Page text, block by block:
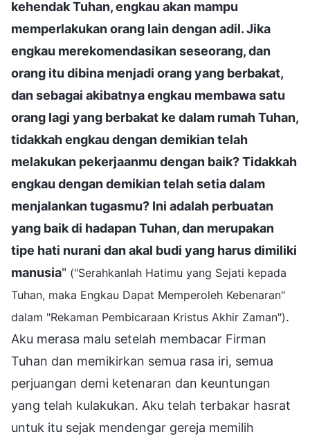
kehendak Tuhan, engkau akan mampu
memperlakukan orang lain dengan adil. Jika
engkau merekomendasikan seseorang, dan
orang itu dibina menjadi orang yang berbakat,
dan sebagai akibatnya engkau membawa satu
orang lagi yang berbakat ke dalam rumah Tuhan,
tidakkah engkau dengan demikian telah
melakukan pekerjaanmu dengan baik? Tidakkah
engkau dengan demikian telah setia dalam
menjalankan tugasmu? Ini adalah perbuatan
yang baik di hadapan Tuhan, dan merupakan
tipe hati nurani dan akal budi yang harus dimiliki
manusia" ("Serahkanlah Hatimu yang Sejati kepada
Tuhan, maka Engkau Dapat Memperoleh Kebenaran"
dalam "Rekaman Pembicaraan Kristus Akhir Zaman").
Aku merasa malu setelah membacar Firman
Tuhan dan memikirkan semua rasa iri, semua
perjuangan demi ketenaran dan keuntungan
yang telah kulakukan. Aku telah terbakar hasrat
untuk itu sejak mendengar gereja memilih